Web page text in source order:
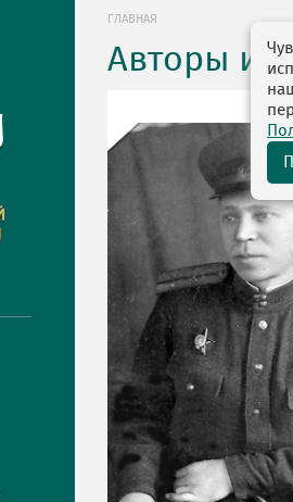
ГЛАВНАЯ
Авторы и